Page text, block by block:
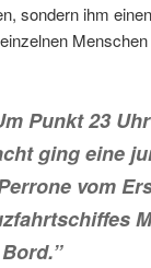
sondern ihm
Punkt 23
ging eine
vom